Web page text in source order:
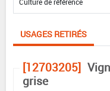
USAGES RETIRÉS
[12703205]
grise